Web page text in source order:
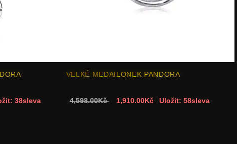
38sleva
VELKÉ MEDAILONEK PANDORA
4,598.00Kč 1,910.00Kč Uložit: 58sleva